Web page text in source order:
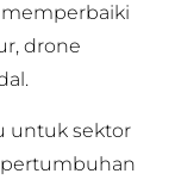
drone
untuk sektor